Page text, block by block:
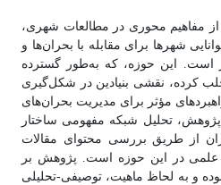
مفاهیم محوری در مطالعات شهری،
شهرها برای مقابله با بحران‌ها و
است. این حوزه، که به‌طور گسترده
کرده، نقشی بنیادین در شکل‌گیری
مؤثر برای مدیریت بحران‌های
تحلیل شبکه مفهومی ساختار
از طریق بررسی محتوای مقالات
در این حوزه است. پژوهش بر
و به لحاظ ماهیت، توصیفی-تحلیلی